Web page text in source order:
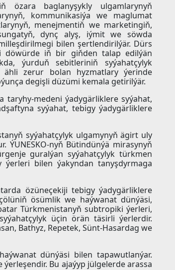
özara baglanyşykly ulgamlarynyň
kommunikasiýa we maglumat
menejmentiň we marketingiň,
dynç alyş, iýmit we söwda
bilen şertlendirilýär. Dürs
döwürde iň bir giňden talap edilýän
ýurduň sebitleriniň syýahatçylyk
ähli zerur bolan hyzmatlary ýerinde
degişli düzümi kemala getirilýär.
taryhy-medeni ýadygärliklere syýahat,
syýahat, tebigy ýadygärliklere
syýahatçylyk ulgamynyň ägirt uly
ÝUNESKO-nyň Bütindünýä mirasynyň
guralýan syýahatçylyk türkmen
bilen ýakyndan tanyşdyrmaga
özüneçekiji tebigy ýadygärliklere
ösümlik we haýwanat dünýäsi,
Türkmenistanyň subtropiki ýerleri,
üçin örän täsirli ýerlerdir.
Bathyz, Repetek, Sünt-Hasardag we
dünýäsi bilen tapawutlanýar.
Bu ajaýyp jülgelerde arassa